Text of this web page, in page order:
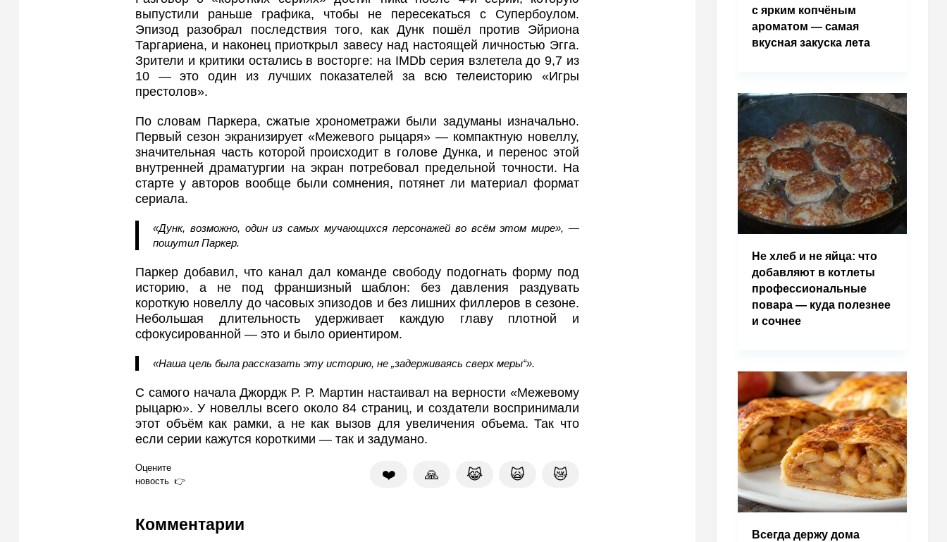
выпустили раньше графика, чтобы не пересекаться с Супербоулом.
Эпизод разобрал последствия того, как Дунк пошёл против Эйриона
Таргариена, и наконец приоткрыл завесу над настоящей личностью Эгга.
Зрители и критики остались в восторге: на IMDb серия взлетела до 9,7 из
10 — это один из лучших показателей за всю телеисторию «Игры
престолов».
По словам Паркера, сжатые хронометражи были задуманы изначально.
Первый сезон экранизирует «Межевого рыцаря» — компактную новеллу,
значительная часть которой происходит в голове Дунка, и перенос этой
внутренней драматургии на экран потребовал предельной точности. На
старте у авторов вообще были сомнения, потянет ли материал формат
сериала.
«Дунк, возможно, один из самых мучающихся персонажей во всём этом мире», —
пошутил Паркер.
Паркер добавил, что канал дал команде свободу подогнать форму под
историю, а не под франшизный шаблон: без давления раздувать
короткую новеллу до часовых эпизодов и без лишних филлеров в сезоне.
Небольшая длительность удерживает каждую главу плотной и
сфокусированной — это и было ориентиром.
«Наша цель была рассказать эту историю, не „задерживаясь сверх меры“».
С самого начала Джордж Р. Р. Мартин настаивал на верности «Межевому
рыцарю». У новеллы всего около 84 страниц, и создатели воспринимали
этот объём как рамки, а не как вызов для увеличения объема. Так что
если серии кажутся короткими — так и задумано.
Оцените
новость
❤️ 🙏 😹 🙀 😿
Комментарии
с ярким копчёным
ароматом — самая
вкусная закуска лета
Не хлеб и не яйца: что
добавляют в котлеты
профессиональные
повара — куда полезнее
и сочнее
Всегда держу дома